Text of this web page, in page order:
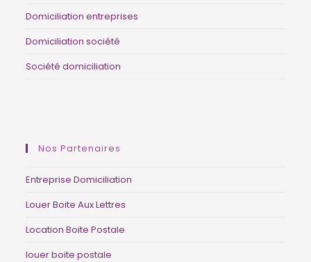
Domiciliation entreprises
Domiciliation société
Société domiciliation
Nos Partenaires
Entreprise Domiciliation
Louer Boite Aux Lettres
Location Boite Postale
louer boite postale